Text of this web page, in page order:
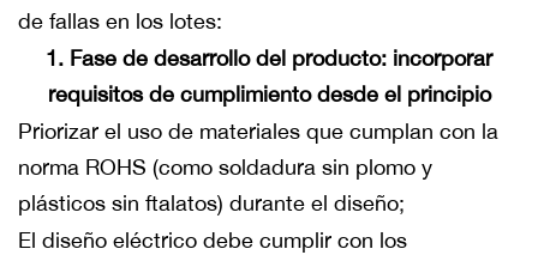
de fallas en los lotes:
1. Fase de desarrollo del producto: incorporar
requisitos de cumplimiento desde el principio
Priorizar el uso de materiales que cumplan con la
norma ROHS (como soldadura sin plomo y
plásticos sin ftalatos) durante el diseño;
El diseño eléctrico debe cumplir con los